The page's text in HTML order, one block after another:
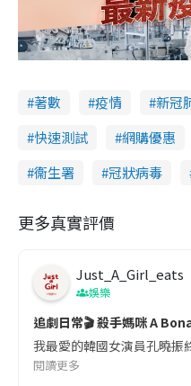
著數 疫情 新冠
快速測試
網購優惠
衞生署
冠狀病毒
更多真實評價
Just_A_Girl_eats
娛樂
追劇日常🎬 殺手媽咪 A
我最愛的韓國女演員孔曉
閱讀更多